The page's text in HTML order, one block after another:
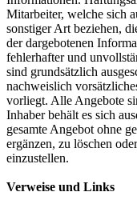
Mitarbeiter, welche sich
sonstiger Art beziehen,
der dargebotenen
fehlerhafter und
sind grundsätzlich
nachweislich
vorliegt. Alle Angebote
Inhaber behält es sich
gesamte Angebot ohne
ergänzen, zu löschen
einzustellen.
Verweise und Links